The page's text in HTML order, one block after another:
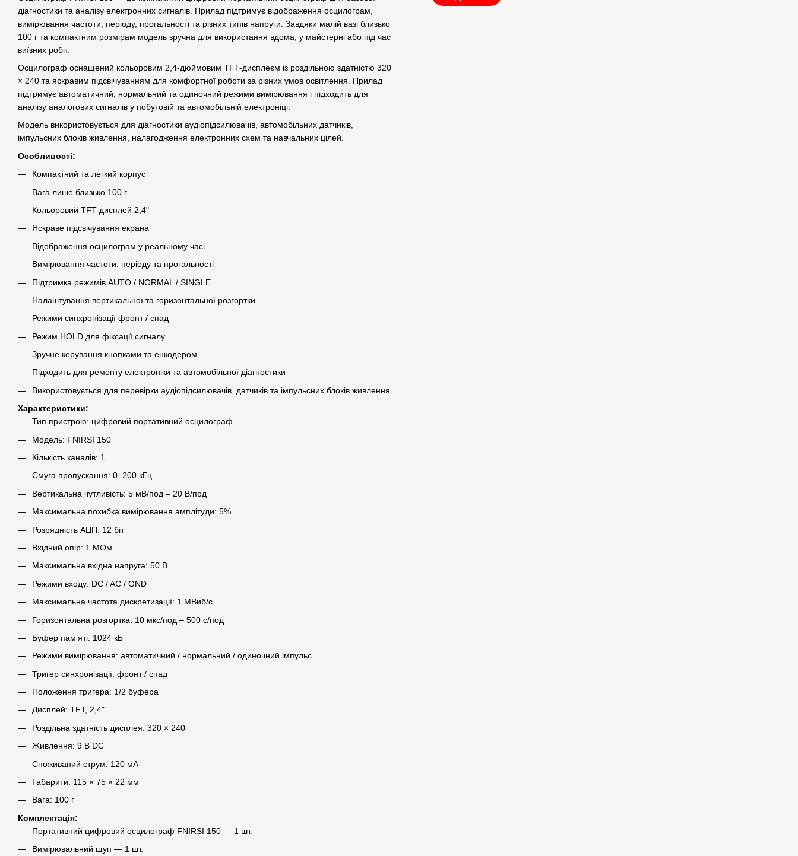
діагностики та аналізу електронних сигналів. Прилад підтримує відображення осцилограм,
вимірювання частоти, періоду, прогальності та різних типів напруги. Завдяки малій вазі близько
100 г та компактним розмірам модель зручна для використання вдома, у майстерні або під час
виїзних робіт.
Осцилограф оснащений кольоровим 2,4-дюймовим TFT-дисплеєм із роздільною здатністю 320
× 240 та яскравим підсвічуванням для комфортної роботи за різних умов освітлення. Прилад
підтримує автоматичний, нормальний та одиночний режими вимірювання і підходить для
аналізу аналогових сигналів у побутовій та автомобільній електроніці.
Модель використовується для діагностики аудіопідсилювачів, автомобільних датчиків,
імпульсних блоків живлення, налагодження електронних схем та навчальних цілей.
Особливості:
Компактний та легкий корпус
Вага лише близько 100 г
Кольоровий TFT-дисплей 2,4"
Яскраве підсвічування екрана
Відображення осцилограм у реальному часі
Вимірювання частоти, періоду та прогальності
Підтримка режимів AUTO / NORMAL / SINGLE
Налаштування вертикальної та горизонтальної розгортки
Режими синхронізації фронт / спад
Режим HOLD для фіксації сигналу
Зручне керування кнопками та енкодером
Підходить для ремонту електроніки та автомобільної діагностики
Використовується для перевірки аудіопідсилювачів, датчиків та імпульсних блоків живлення
Характеристики:
Тип пристрою: цифровий портативний осцилограф
Модель: FNIRSI 150
Кількість каналів: 1
Смуга пропускання: 0–200 кГц
Вертикальна чутливість: 5 мВ/под – 20 В/под
Максимальна похибка вимірювання амплітуди: 5%
Розрядність АЦП: 12 біт
Вхідний опір: 1 МОм
Максимальна вхідна напруга: 50 В
Режими входу: DC / AC / GND
Максимальна частота дискретизації: 1 МВиб/с
Горизонтальна розгортка: 10 мкс/под – 500 с/под
Буфер пам’яті: 1024 кБ
Режими вимірювання: автоматичний / нормальний / одиночний імпульс
Тригер синхронізації: фронт / спад
Положення тригера: 1/2 буфера
Дисплей: TFT, 2,4"
Роздільна здатність дисплея: 320 × 240
Живлення: 9 В DC
Споживаний струм: 120 мА
Габарити: 115 × 75 × 22 мм
Вага: 100 г
Комплектація:
Портативний цифровий осцилограф FNIRSI 150 — 1 шт.
Вимірювальний щуп — 1 шт.